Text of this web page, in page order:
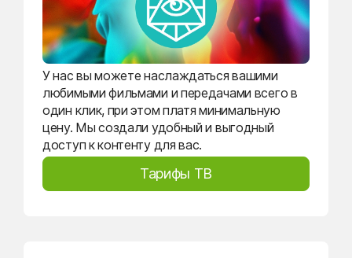
У нас вы можете наслаждаться вашими
любимыми фильмами и передачами всего в
один клик, при этом платя минимальную
цену. Мы создали удобный и выгодный
доступ к контенту для вас.
Тарифы ТВ